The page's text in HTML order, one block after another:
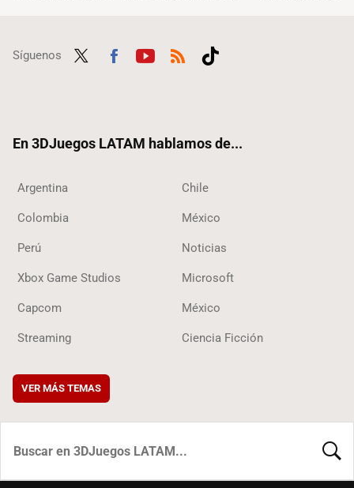
Síguenos
En 3DJuegos LATAM hablamos de...
Argentina Chile
Colombia México
Perú Noticias
Xbox Game Studios Microsoft
Capcom México
Streaming Ciencia Ficción
VER MÁS TEMAS